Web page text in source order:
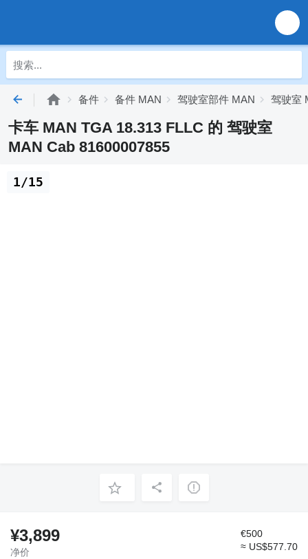
备件 备件 MAN 驾驶室部件 MAN 驾驶室
卡车 MAN TGA 18.313 FLLC 的 驾驶室
MAN Cab 81600007855
1/15
¥3,899
净价
€500
≈ US$577.70